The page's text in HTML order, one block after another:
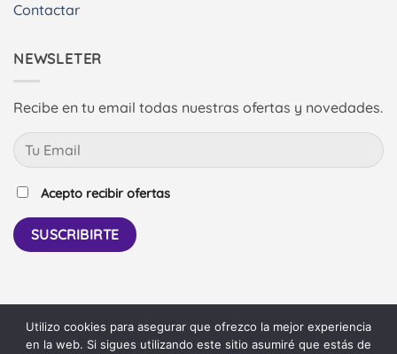
Contactar
NEWSLETER
Recibe en tu email todas nuestras ofertas y novedades.
Acepto recibir ofertas
PayPal Bank
Utilizo cookies para asegurar que ofrezco la mejor experiencia
en la web. Si sigues utilizando este sitio asumiré que estás de